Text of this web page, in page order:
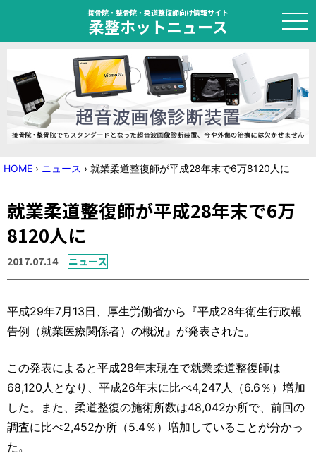
接骨院・整骨院・柔道整復師向け情報サイト
柔整ホットニュース
HOME
トピック
ニュース
国家試験対策
学会・セミナー情報
運営元 お問い合わせ
HOME › ニュース › 就業柔道整復師が平成28年末で6万8120人に
就業柔道整復師が平成28年末で6万
8120人に
2017.07.14 ニュース
平成29年7月13日、厚生労働省から『平成28年衛生行政報
告例（就業医療関係者）の概況』が発表された。
この発表によると平成28年末現在で就業柔道整復師は
68,120人となり、平成26年末に比べ4,247人（6.6％）増加
した。また、柔道整復の施術所数は48,042か所で、前回の
調査に比べ2,452か所（5.4％）増加していることが分かっ
た。